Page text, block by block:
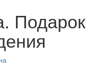
Подарок